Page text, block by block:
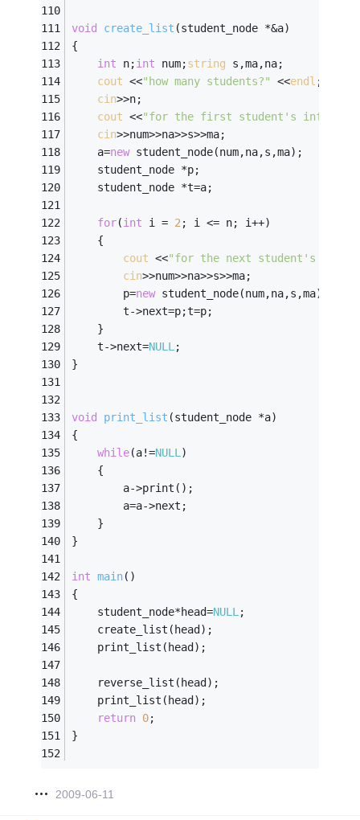
void create_list (student_node *&a)
{
int n;int num;string s,ma,na;
cout <<"how many students?" <<endl ;
cin>>n;
cout <<"for the first student's
cin>>num>>na>>s>>ma;
    a=
new student_node(num,na,s,ma);
    student_node *p;
    student_node *t=a;
for(int i = 2; i <= n; i++)
    {
cout <<"for the next student's
cin>>num>>na>>s>>ma;
        p=
new student_node(num,na,s,ma);
        t->next=p;t=p;
    }
    t->next=
NULL;
}
void print_list (student_node *a)
{
while(a!=NULL)
    {
        a->print();
        a=a->next;
    }
}
int main()
{
    student_node*head=
NULL;
    create_list(head);
    print_list(head);
    reverse_list(head);
    print_list(head);
return 0;
}
2009-06-11